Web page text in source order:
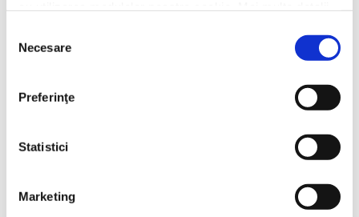
consimțământului
Necesare
Preferinţe
Statistici
Marketing
cafele cu gusturi distincte in momente
Pentru comenzile de peste
Ne ocupam noi de toate